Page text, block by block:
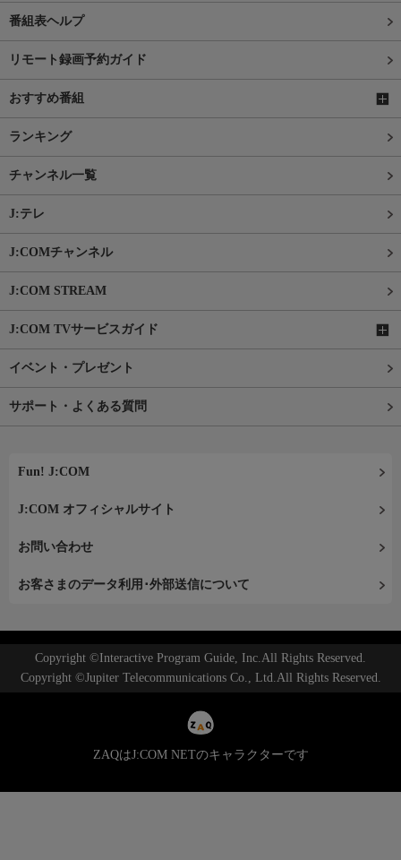
番組表ヘルプ
リモート録画予約ガイド
おすすめ番組
ランキング
チャンネル一覧
J:テレ
J:COMチャンネル
J:COM STREAM
J:COM TVサービスガイド
イベント・プレゼント
サポート・よくある質問
Fun! J:COM
J:COM オフィシャルサイト
お問い合わせ
お客さまのデータ利用･外部送信について
Copyright ©Interactive Program Guide, Inc.All Rights Reserved.
Copyright ©Jupiter Telecommunications Co., Ltd.All Rights Reserved.
ZAQはJ:COM NETのキャラクターです